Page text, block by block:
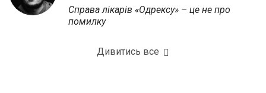
Справа лікарів «Одрексу» – це не про
помилку
Дивитись все